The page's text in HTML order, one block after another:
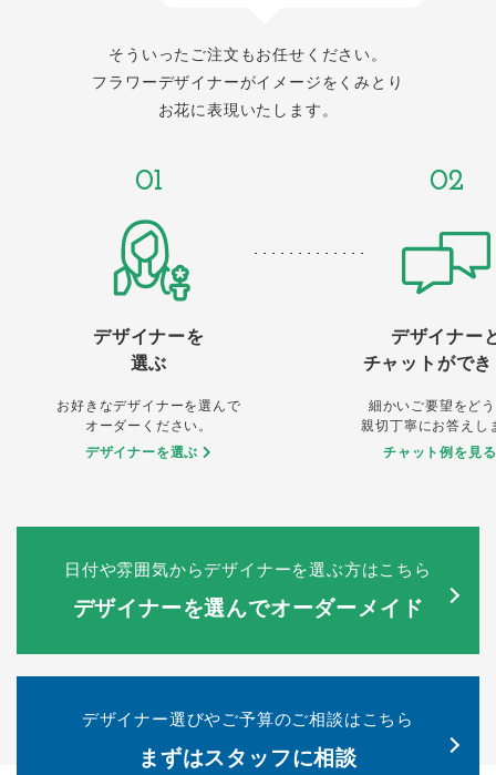
そういったご注文もお任せください。
フラワーデザイナーがイメージをくみとり
お花に表現いたします。
01
デザイナーを
選ぶ
お好きなデザイナーを選んで
オーダーください。
デザイナーを選ぶ
02
デザイナー
チャットがで
細かいご要望をど
親切丁寧にお答えし
チャット例を見る
日付や雰囲気からデザイナーを選ぶ方はこちら
デザイナーを選んでオーダーメイド
デザイナー選びやご予算のご相談はこちら
まずはスタッフに相談